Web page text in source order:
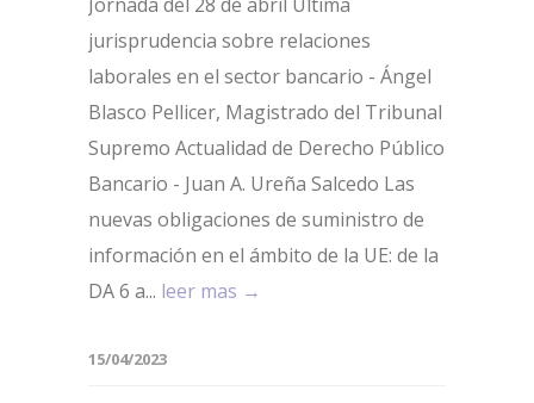
jurisprudencia sobre relaciones
laborales en el sector bancario - Ángel
Blasco Pellicer, Magistrado del Tribunal
Supremo Actualidad de Derecho Público
Bancario - Juan A. Ureña Salcedo Las
nuevas obligaciones de suministro de
información en el ámbito de la UE: de la
DA 6 a... leer mas →
15/04/2023